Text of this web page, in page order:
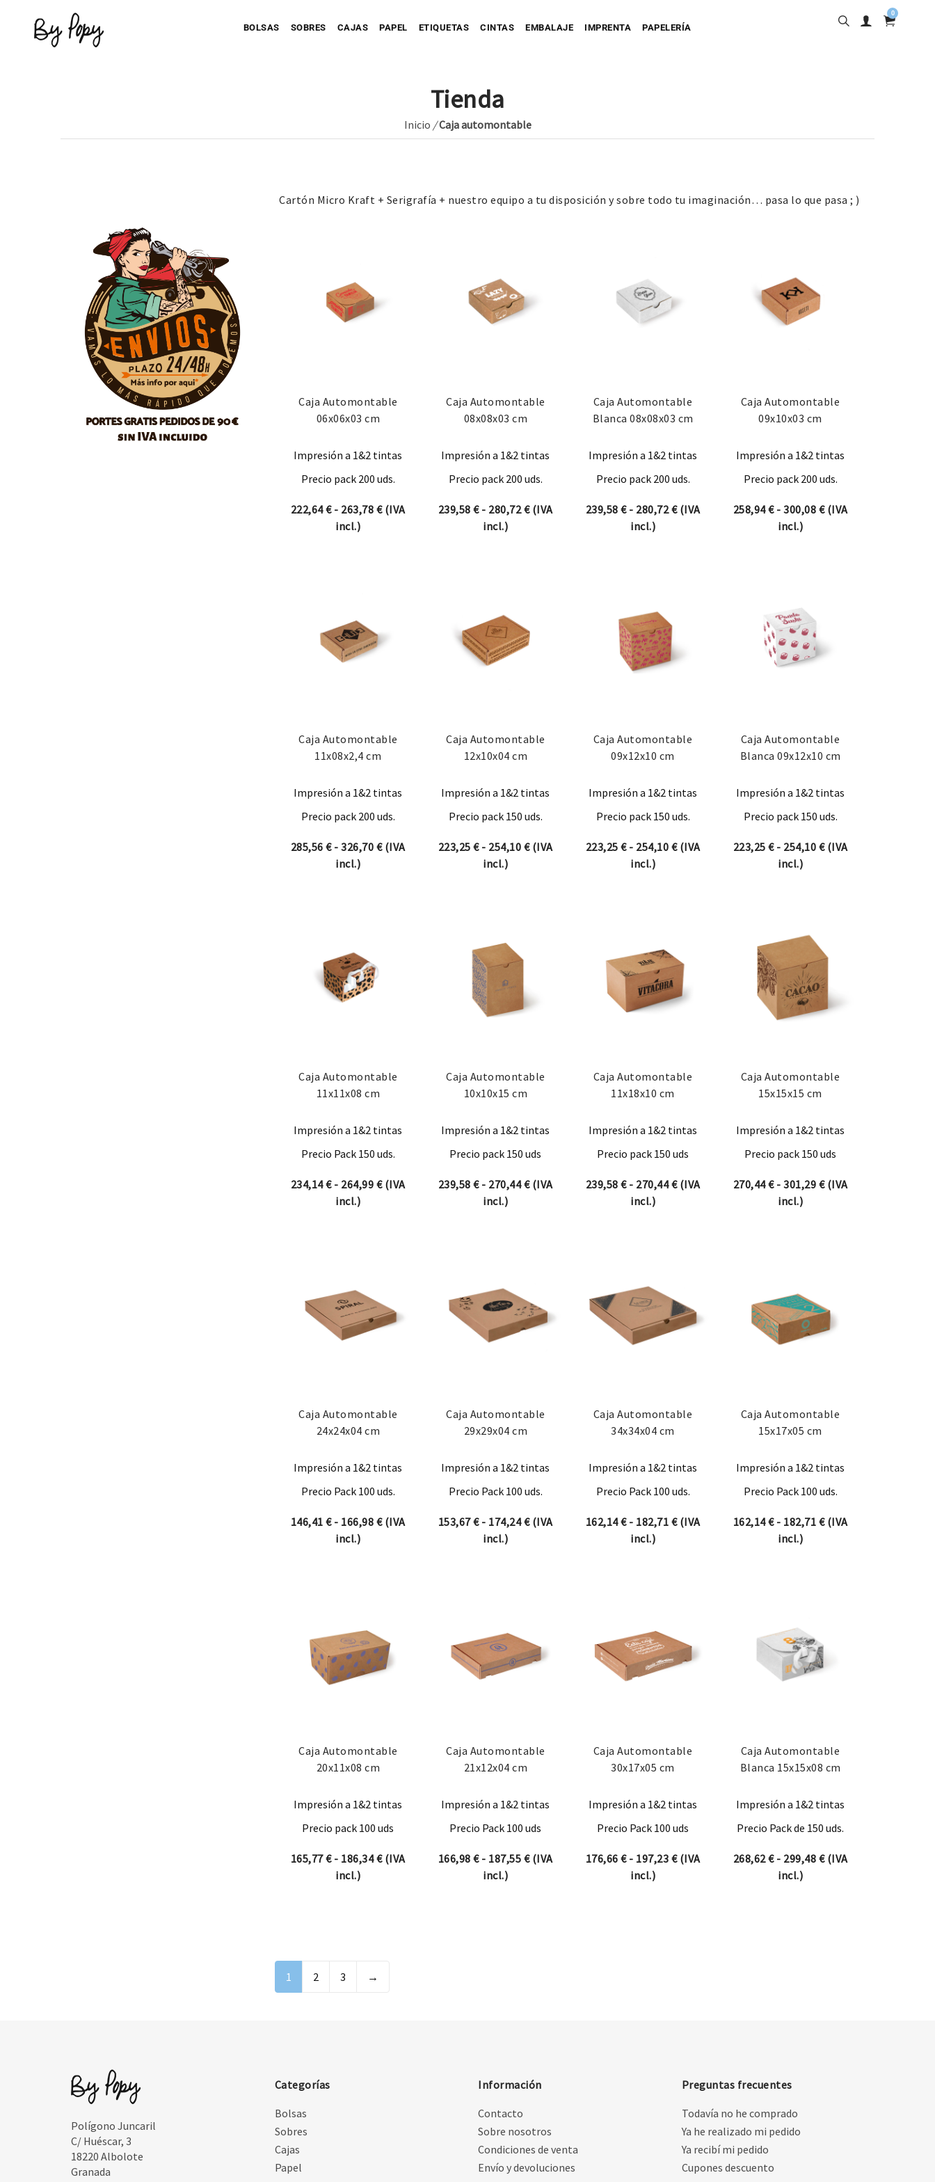
0
BOLSAS SOBRES CAJAS
Personaliza tu Caja Caja automontable
Caja para Envío impresa
PAPEL ETIQUETAS
Etiqueta Cartulina
CINTAS EMBALAJE
Personaliza tu Precinto
IMPRENTA PAPELERÍA
Tienda
Inicio /Caja automontable
Cartón Micro Kraft + Serigrafía + nuestro equipo a tu disposición y sobre todo tu imaginación… pasa lo que pasa ; )
Caja Automontable
06x06x03 cm
Impresión a 1&2 tintas
Precio pack 200 uds.
222,64€ - 263,78 €Rango de precios: desde 222,64 € hasta 263,78 €
(IVA
incl.)
Caja Automontable
08x08x03 cm
Impresión a 1&2 tintas
Precio pack 200 uds.
239,58€ - 280,72€Rango de precios: desde 239,58 € hasta 280,72 €
(IVA
incl.)
Caja Automontable
Blanca 08x08x03 cm
Impresión a 1&2 tintas
Precio pack 200 uds.
239,58€ - 280,72€Rango de precios: desde 239,58 € hasta 280,72 €
(IVA
incl.)
Caja Automontable
09x10x03 cm
Impresión a 1&2 tintas
Precio pack 200 uds.
258,94€ - 300,08 €Rango de precios:
(IVA
incl.)
Caja Automontable
11x08x2,4 cm
Impresión a 1&2 tintas
Precio pack 200 uds.
285,56€ - 326,70 €Rango de precios: desde 285,56 € hasta 326,70 €
(IVA
incl.)
Caja Automontable
12x10x04 cm
Impresión a 1&2 tintas
Precio pack 150 uds.
223,25€ - 254,10 €Rango de precios: desde 223,25 € hasta 254,10 €
(IVA
incl.)
Caja Automontable
09x12x10 cm
Impresión a 1&2 tintas
Precio pack 150 uds.
223,25€ - 254,10 €Rango de precios: desde 223,25 € hasta 254,10 €
(IVA
incl.)
Caja Automontable
Blanca 09x12x10 cm
Impresión a 1&2 tintas
Precio pack 150 uds.
223,25€ - 254,10 €Rango de precios:
(IVA
incl.)
Caja Automontable
11x11x08 cm
Impresión a 1&2 tintas
Precio Pack 150 uds.
234,14€ - 264,99 €Rango de precios: desde 234,14 € hasta 264,99 €
(IVA
incl.)
Caja Automontable
10x10x15 cm
Impresión a 1&2 tintas
Precio pack 150 uds
239,58€ - 270,44€Rango de precios: desde 239,58 € hasta 270,44 €
(IVA
incl.)
Caja Automontable
11x18x10 cm
Impresión a 1&2 tintas
Precio pack 150 uds
239,58€ - 270,44€Rango de precios: desde 239,58 € hasta 270,44 €
(IVA
incl.)
Caja Automontable
15x15x15 cm
Impresión a 1&2 tintas
Precio pack 150 uds
270,44€ - 301,29 €Rango de precios:
(IVA
incl.)
Caja Automontable
24x24x04 cm
Impresión a 1&2 tintas
Precio Pack 100 uds.
146,41€ - 166,98 €Rango de precios: desde 146,41 € hasta 166,98 €
(IVA
incl.)
Caja Automontable
29x29x04 cm
Impresión a 1&2 tintas
Precio Pack 100 uds.
153,67€ - 174,24€Rango de precios: desde 153,67 € hasta 174,24 €
(IVA
incl.)
Caja Automontable
34x34x04 cm
Impresión a 1&2 tintas
Precio Pack 100 uds.
162,14€ - 182,71 €Rango de precios: desde 162,14 € hasta 182,71 €
(IVA
incl.)
Caja Automontable
15x17x05 cm
Impresión a 1&2 tintas
Precio Pack 100 uds.
162,14€ - 182,71 €Rango de precios:
(IVA
incl.)
Caja Automontable
20x11x08 cm
Impresión a 1&2 tintas
Precio pack 100 uds
165,77€ - 186,34€Rango de precios: desde 165,77 € hasta 186,34 €
(IVA
incl.)
Caja Automontable
21x12x04 cm
Impresión a 1&2 tintas
Precio Pack 100 uds
166,98€ - 187,55 €Rango de precios: desde 166,98 € hasta 187,55 €
(IVA
incl.)
Caja Automontable
30x17x05 cm
Impresión a 1&2 tintas
Precio Pack 100 uds
176,66€ - 197,23 €Rango de precios: desde 176,66 € hasta 197,23 €
(IVA
incl.)
Caja Automontable
Blanca 15x15x08 cm
Impresión a 1&2 tintas
Precio Pack de 150 uds.
268,62€ - 299,48 €Rango de precios:
(IVA
incl.)
1 2 3 →
Polígono Juncaril
C/ Huéscar, 3
18220 Albolote
Granada
Categorías
Bolsas
Sobres
Cajas
Papel
Información
Contacto
Sobre nosotros
Condiciones de venta
Envío y devoluciones
Preguntas frecuentes
Todavía no he comprado
Ya he realizado mi pedido
Ya recibí mi pedido
Cupones descuento